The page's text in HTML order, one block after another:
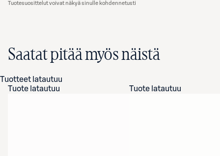
Tuotesuosittelut voivat näkyä sinulle kohdennetusti
Saatat pitää myös näistä
Tuotteet latautuu
Tuote latautuu
Tuote latautuu